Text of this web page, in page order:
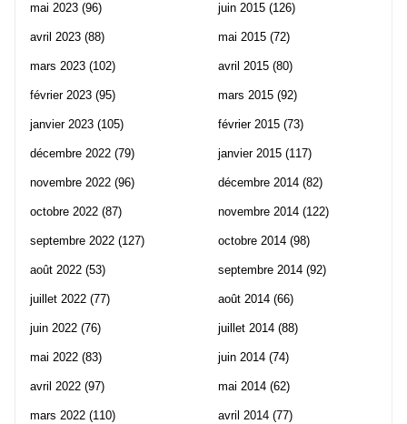
mai 2023 (96)
avril 2023 (88)
mars 2023 (102)
février 2023 (95)
janvier 2023 (105)
décembre 2022 (79)
novembre 2022 (96)
octobre 2022 (87)
septembre 2022 (127)
août 2022 (53)
juillet 2022 (77)
juin 2022 (76)
mai 2022 (83)
avril 2022 (97)
mars 2022 (110)
juin 2015 (126)
mai 2015 (72)
avril 2015 (80)
mars 2015 (92)
février 2015 (73)
janvier 2015 (117)
décembre 2014 (82)
novembre 2014 (122)
octobre 2014 (98)
septembre 2014 (92)
août 2014 (66)
juillet 2014 (88)
juin 2014 (74)
mai 2014 (62)
avril 2014 (77)